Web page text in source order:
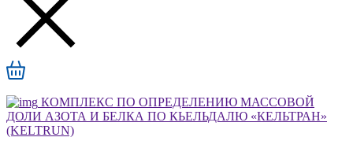
КОМПЛЕКС ПО ОПРЕДЕЛЕНИЮ МАССОВОЙ
ДОЛИ АЗОТА И БЕЛКА ПО КЬЕЛЬДАЛЮ «КЕЛЬТРАН»
(KELTRUN)